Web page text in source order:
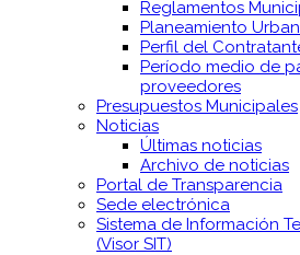
Reglamentos
Planeamiento
Perfil del
Período medio de
proveedores
Presupuestos Municipales
Noticias
Últimas noticias
Archivo de noticias
Portal de Transparencia
Sede electrónica
Sistema de Información
(Visor SIT)